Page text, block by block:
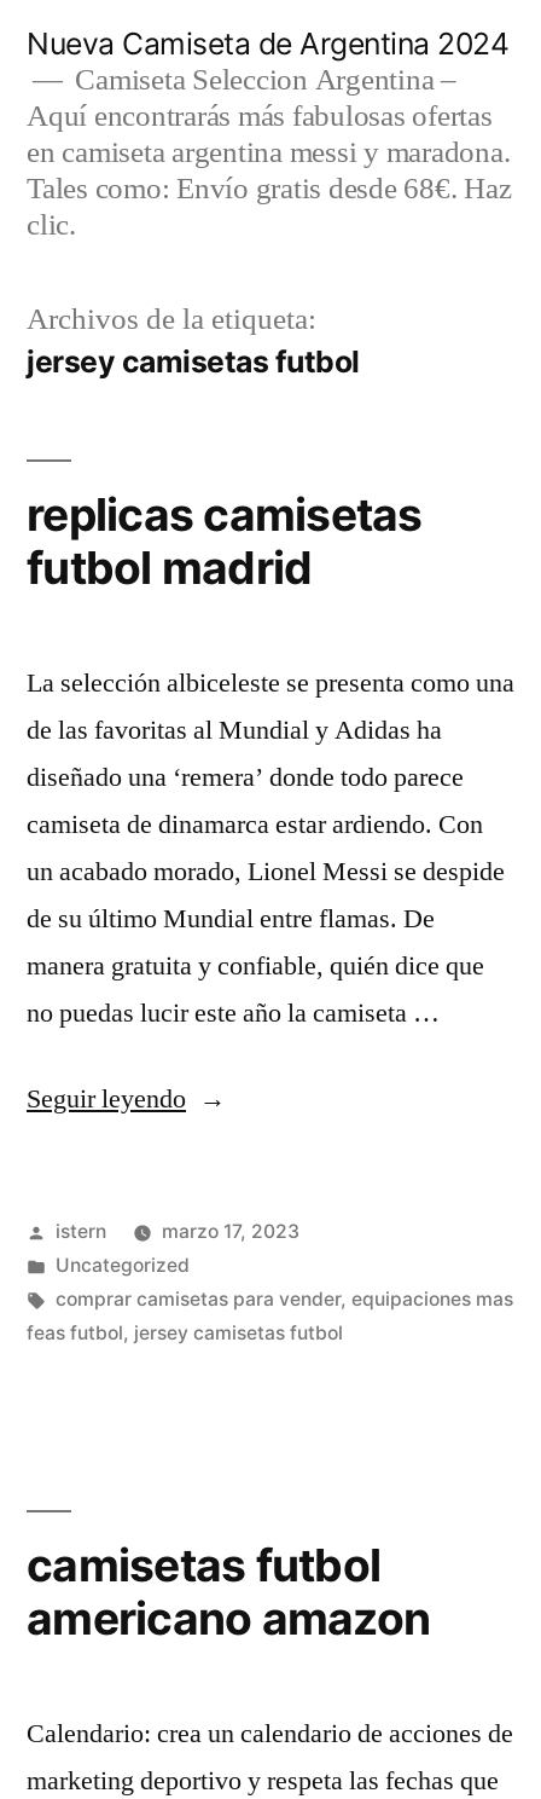
contenido
Nueva Camiseta de Argentina 2024
Camiseta Seleccion Argentina –
Aquí encontrarás más fabulosas ofertas
en camiseta argentina messi y maradona.
Tales como: Envío gratis desde 68€. Haz
clic.
Archivos de la etiqueta:
jersey camisetas futbol
replicas camisetas
futbol madrid
La selección albiceleste se presenta como una
de las favoritas al Mundial y Adidas ha
diseñado una ‘remera’ donde todo parece
camiseta de dinamarca estar ardiendo. Con
un acabado morado, Lionel Messi se despide
de su último Mundial entre flamas. De
manera gratuita y confiable, quién dice que
no puedas lucir este año la camiseta …
Seguir leyendo«replicas
madrid»
Publicado
por
istern
marzo 17, 2023
Publicado
en
Uncategorized
Etiquetas:
comprar camisetas para vender, equipaciones mas
feas futbol, jersey camisetas futbol
camisetas futbol
americano amazon
Calendario: crea un calendario de acciones de
marketing deportivo y respeta las fechas que